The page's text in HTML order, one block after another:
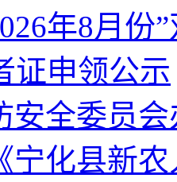
年8月份
证申领公示
安全委员
宁化县新